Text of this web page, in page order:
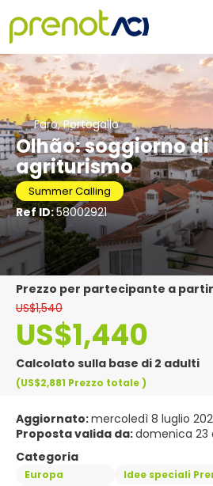
Faro, Portogallo
Olhão: soggiorno
agriturismo
Summer Calling
Ref ID:58002921
Prezzo per partecipante a
US$1,540
US$1,440
Calcolato sulla base di 2 adulti
(US$2,881 Prezzo totale)
Aggiornato:mercoledì 8 luglio
Proposta valida da:domenica 23
Categoria
Europa
Idee speciali